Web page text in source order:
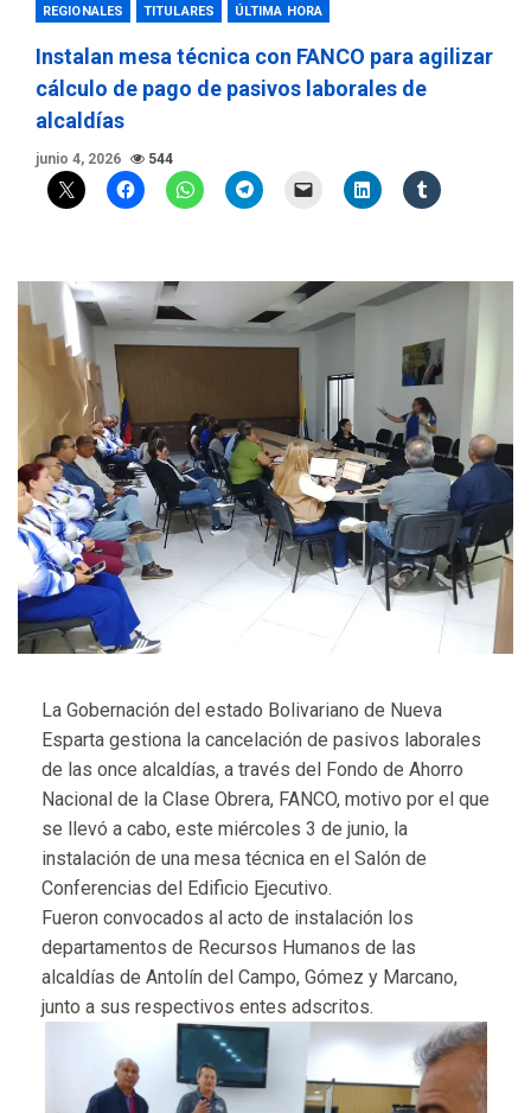
REGIONALES TITULARES ÚLTIMA HORA
Instalan mesa técnica con FANCO para agilizar
cálculo de pago de pasivos laborales de
alcaldías
junio 4, 2026 544
La Gobernación del estado Bolivariano de Nueva
Esparta gestiona la cancelación de pasivos laborales
de las once alcaldías, a través del Fondo de Ahorro
Nacional de la Clase Obrera, FANCO, motivo por el que
se llevó a cabo, este miércoles 3 de junio, la
instalación de una mesa técnica en el Salón de
Conferencias del Edificio Ejecutivo.
Fueron convocados al acto de instalación los
departamentos de Recursos Humanos de las
alcaldías de Antolín del Campo, Gómez y Marcano,
junto a sus respectivos entes adscritos.